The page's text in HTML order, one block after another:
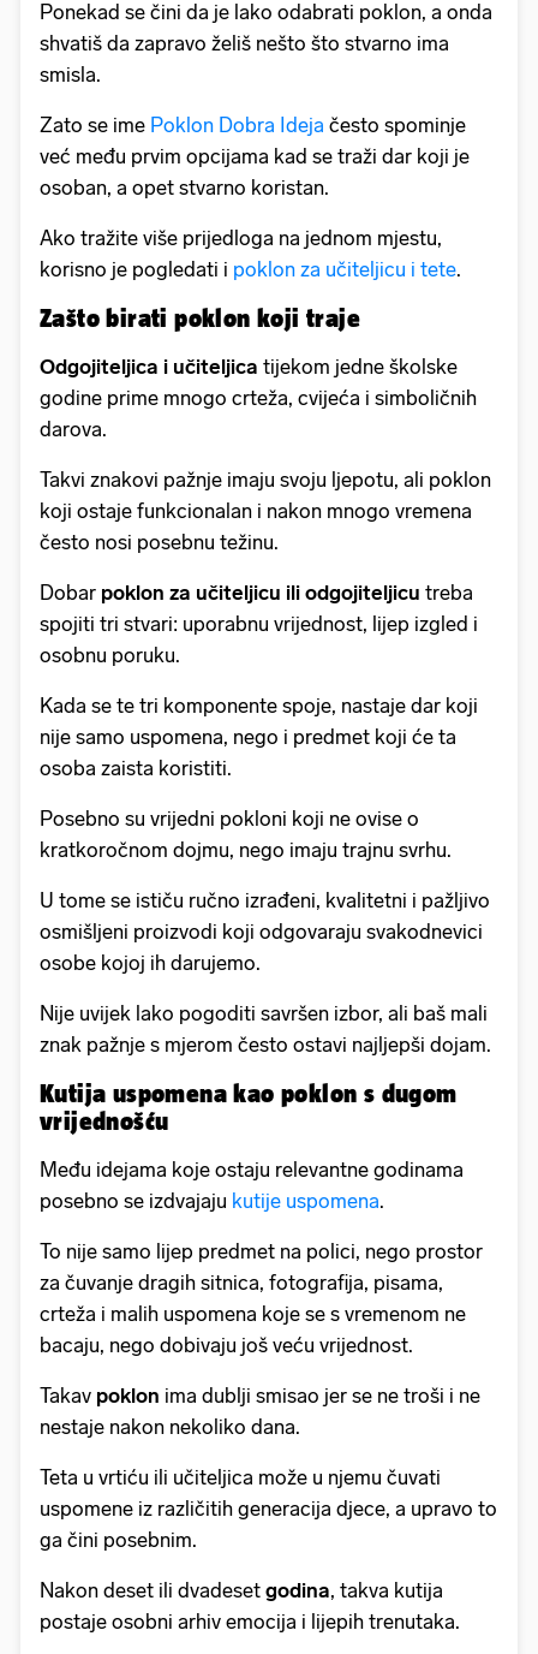
Ponekad se čini da je lako odabrati poklon, a onda
shvatiš da zapravo želiš nešto što stvarno ima
smisla.
Zato se ime Poklon Dobra Ideja često spominje
već među prvim opcijama kad se traži dar koji je
osoban, a opet stvarno koristan.
Ako tražite više prijedloga na jednom mjestu,
korisno je pogledati i poklon za učiteljicu i tete.
Zašto birati poklon koji traje
Odgojiteljica i učiteljica tijekom jedne školske
godine prime mnogo crteža, cvijeća i simboličnih
darova.
Takvi znakovi pažnje imaju svoju ljepotu, ali poklon
koji ostaje funkcionalan i nakon mnogo vremena
često nosi posebnu težinu.
Dobar poklon za učiteljicu ili odgojiteljicu treba
spojiti tri stvari: uporabnu vrijednost, lijep izgled i
osobnu poruku.
Kada se te tri komponente spoje, nastaje dar koji
nije samo uspomena, nego i predmet koji će ta
osoba zaista koristiti.
Posebno su vrijedni pokloni koji ne ovise o
kratkoročnom dojmu, nego imaju trajnu svrhu.
U tome se ističu ručno izrađeni, kvalitetni i pažljivo
osmišljeni proizvodi koji odgovaraju svakodnevici
osobe kojoj ih darujemo.
Nije uvijek lako pogoditi savršen izbor, ali baš mali
znak pažnje s mjerom često ostavi najljepši dojam.
Kutija uspomena kao poklon s dugom
vrijednošću
Među idejama koje ostaju relevantne godinama
posebno se izdvajaju kutije uspomena.
To nije samo lijep predmet na polici, nego prostor
za čuvanje dragih sitnica, fotografija, pisama,
crteža i malih uspomena koje se s vremenom ne
bacaju, nego dobivaju još veću vrijednost.
Takav poklon ima dublji smisao jer se ne troši i ne
nestaje nakon nekoliko dana.
Teta u vrtiću ili učiteljica može u njemu čuvati
uspomene iz različitih generacija djece, a upravo to
ga čini posebnim.
Nakon deset ili dvadeset godina, takva kutija
postaje osobni arhiv emocija i lijepih trenutaka.